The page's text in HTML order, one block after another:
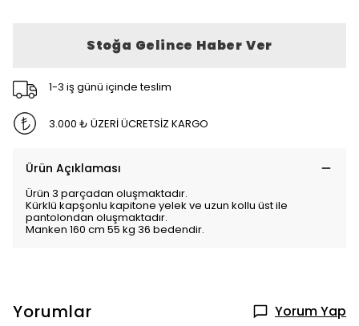
Stoğa Gelince Haber Ver
1-3 iş günü içinde teslim
3.000 ₺ ÜZERİ ÜCRETSİZ KARGO
Ürün Açıklaması
Ürün 3 parçadan oluşmaktadır.
Kürklü kapşonlu kapitone yelek ve uzun kollu üst ile
pantolondan oluşmaktadır.
Manken 160 cm 55 kg 36 bedendir.
Yorumlar Yorum Yap